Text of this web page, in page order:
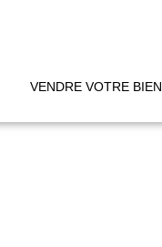
VENDRE VOTRE BIEN